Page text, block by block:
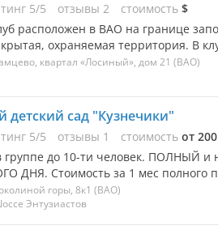
5/5 отзывы 2 стоимость $
расположен в ВАО на границе
охраняемая территория. В
квартал «Лосиный», дом 21 (ВАО)
сад "Кузнечики"
5/5 отзывы 1 стоимость от
группе до 10-ти человек. ПОЛНЫЙ
ДНЯ. Стоимость за 1 мес полного
горы, 8к1 (ВАО)
Энтузиастов